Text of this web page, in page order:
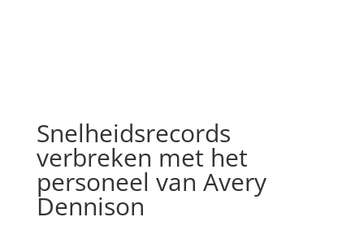
Snelheidsrecords
verbreken met het
personeel van Avery
Dennison